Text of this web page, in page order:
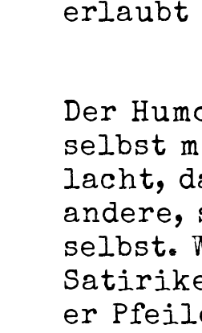
erlaubt
Der
selbst
lacht,
andere,
selbst.
er